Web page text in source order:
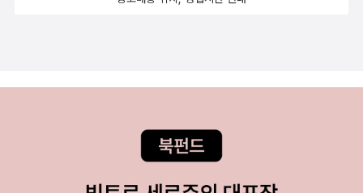
이 되었겠지만 미국과의 이해 관계가 있다는 점도 있을 것이라 생
국에서 벌어진 정치, 군사적 흐름에 대한 공백의 영향도 있지 않
을까 싶다. 두 번째로, 시기별로 주요 전장이 달라졌을 뿐이지 각
지역의 역사가 제국주의의 영향과 이념, 종교와의 갈등에서 어느
년 간 일어난 사건들에서, 2차적으로는 남한에 일제강점기 식민
에서 한반도를 전체적으로 조망하는 시선으로 한국전쟁의 기원
을 알아본다. 그 중 2-1, 2-2권은 미국에 초점을 맞추어 1940년
대 후반부터 1950년 이후 미국을 둘러싼 세계와 미국의 외교적